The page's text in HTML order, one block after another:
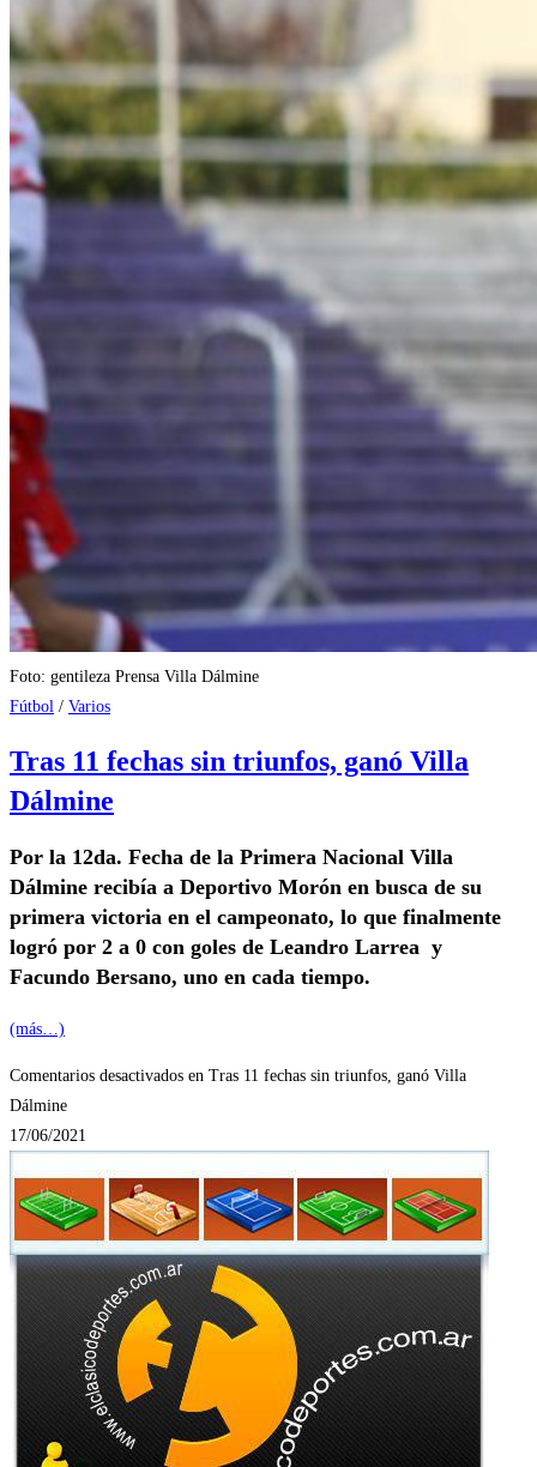
Foto: gentileza Prensa Villa Dálmine
Fútbol / Varios
Tras 11 fechas sin triunfos, ganó Villa
Dálmine
Por la 12da. Fecha de la Primera Nacional Villa
Dálmine recibía a Deportivo Morón en busca de su
primera victoria en el campeonato, lo que finalmente
logró por 2 a 0 con goles de Leandro Larrea y
Facundo Bersano, uno en cada tiempo.
(más…)
Comentarios desactivados en Tras 11 fechas sin triunfos, ganó Villa
Dálmine
17/06/2021